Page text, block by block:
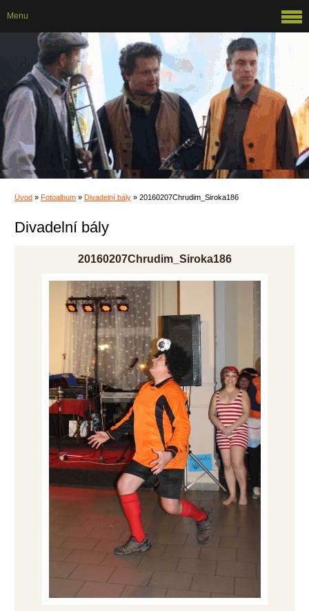
Úvod » Fotoalbum » Divadelní bály » 20160207Chrudim_Siroka186
Divadelní bály
20160207Chrudim_Siroka186
Menu